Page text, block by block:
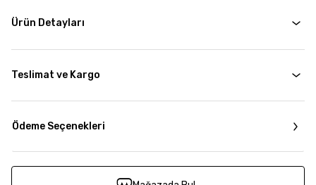
Ürün Detayları
Teslimat ve Kargo
Ödeme Seçenekleri